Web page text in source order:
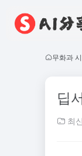
무화과
딥
최